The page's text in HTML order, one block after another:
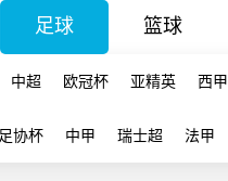
足球 篮球
中超 欧冠杯 亚精英 西甲
足协杯 中甲 瑞士超 法甲